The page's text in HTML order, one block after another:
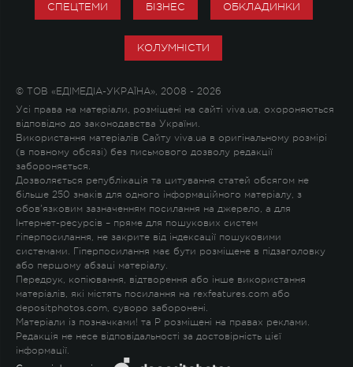
СПЕЦТЕМИ БІЗНЕС ОБКЛАДИНКИ
КОЛУМНІСТИ
© ТОВ «ЕДІМЕДІА-УКРАЇНА», 2008 - 2026
Усі права на матеріали, розміщені на сайті viva.ua, охороняються
відповідно до законодавства України.
Використання матеріалів Сайту viva.ua в оригінальному розмірі
(в повному обсязі) без письмового дозволу редакції
забороняється.
Дозволяється републікація та цитування статей обсягом не
більше 250 знаків для одного інформаційного матеріалу, з
обов'язковим зазначенням посилання на джерело, а для
Інтернет-ресурсів – пряме для пошукових систем
гіперпосилання, не закрите від індексації пошуковими
системами. Гіперпосилання має бути розміщене в підзаголовку
або першому абзаці матеріалу.
Передрук, копіювання, відтворення або інше використання
матеріалів, які містять посилання на rexfeatures.com або
depositphotos.com, суворо заборонені.
Матеріали із позначками! та P розміщені на правах реклами.
Редакція не несе відповідальності за достовірність цієї
інформації.